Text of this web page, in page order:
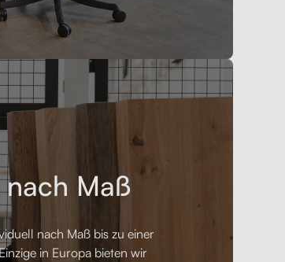
Maß
nach Maß bis zu einer
in Europa bieten wir